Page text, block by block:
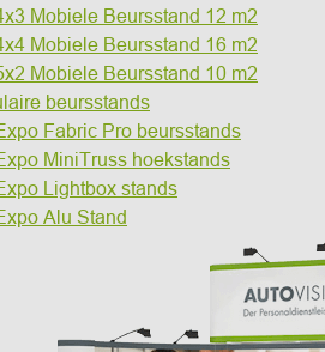
Mobiele Beursstand 12 m2
Mobiele Beursstand 16 m2
Mobiele Beursstand 10 m2
beursstands
Fabric Pro beursstands
MiniTruss hoekstands
Lightbox stands
Alu Stand